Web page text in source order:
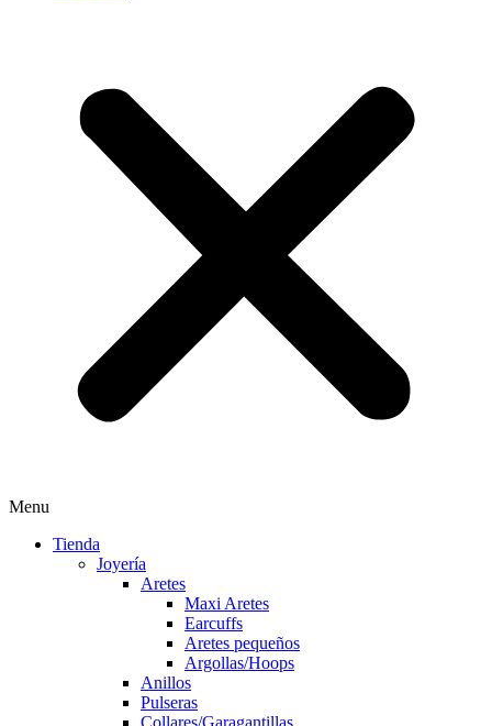
Menu
Tienda
Joyería
Aretes
Maxi Aretes
Earcuffs
Aretes pequeños
Argollas/Hoops
Anillos
Pulseras
Collares/Garagantillas